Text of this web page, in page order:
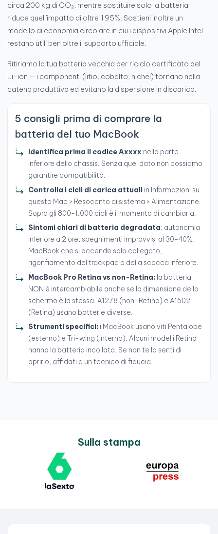
circa 200 kg di CO₂, mentre sostituire solo la batteria
riduce quell'impatto di oltre il 95%. Sostieni inoltre un
modello di economia circolare in cui i dispositivi Apple Intel
restano utili ben oltre il supporto ufficiale.
Ritiriamo la tua batteria vecchia per riciclo certificato del
Li-ion — i componenti (litio, cobalto, nichel) tornano nella
catena produttiva ed evitano la dispersione in discarica.
5 consigli prima di comprare la
batteria del tuo MacBook
Identifica prima il codice Axxxx nella parte
inferiore dello chassis. Senza quel dato non possiamo
garantire compatibilità.
Controlla i cicli di carica attuali in Informazioni su
questo Mac > Resoconto di sistema > Alimentazione.
Sopra gli 800-1.000 cicli è il momento di cambiarla.
Sintomi chiari di batteria degradata: autonomia
inferiore a 2 ore, spegnimenti improvvisi al 30-40%,
MacBook che si accende solo collegato,
rigonfiamento del trackpad o della scocca inferiore.
MacBook Pro Retina vs non-Retina: la batteria
NON è intercambiabile anche se la dimensione dello
schermo è la stessa. A1278 (non-Retina) e A1502
(Retina) usano batterie diverse.
Strumenti specifici: i MacBook usano viti Pentalobe
(esterno) e Tri-wing (interno). Alcuni modelli Retina
hanno la batteria incollata. Se non te la senti di
aprirlo, affidati a un tecnico di fiducia.
Sulla stampa